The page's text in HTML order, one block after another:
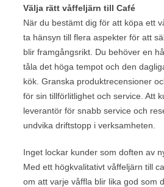
Välja rätt våffeljärn till Café
När du bestämt dig för att köpa ett
ta hänsyn till flera aspekter för att
blir framgångsrikt. Du behöver en
tåla det höga tempot och den
kök. Granska produktrecensioner
för sin tillförlitlighet och service. Att
leverantör för snabb service och
undvika driftstopp i verksamheten.
Inget lockar kunder som doften av
Med ett högkvalitativt våffeljärn till
om att varje våffla blir lika god som